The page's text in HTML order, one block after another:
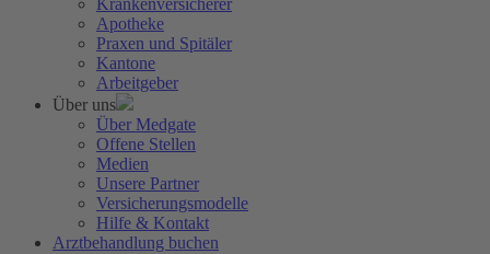
Krankenversicherer
Apotheke
Praxen und Spitäler
Kantone
Arbeitgeber
Über uns
Über Medgate
Offene Stellen
Medien
Unsere Partner
Versicherungsmodelle
Hilfe & Kontakt
Arztbehandlung buchen